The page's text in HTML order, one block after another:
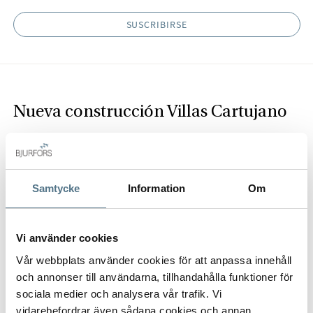
Samtycke Information Om
Vi använder cookies
Vår webbplats använder cookies för att anpassa innehåll
och annonser till användarna, tillhandahålla funktioner för
sociala medier och analysera vår trafik. Vi
vidarebefordrar även sådana cookies och annan
SUSCRIBIRSE
Nueva construcción Villas Cartujano
Casas de lujo con terraza en la azotea, piscina, ascensor y
garaje cerca de la playa de Burriana.
Cartujano Villas es una nueva urbanización situada a unos
cinco minutos de la famosa playa de Burriana. Cada vivienda
cuenta con una impresionante terraza en la azotea con
piscina privada y ofrece un oasis exclusivo para tomar el sol,
DESCRIPCIÓN COMPLETA